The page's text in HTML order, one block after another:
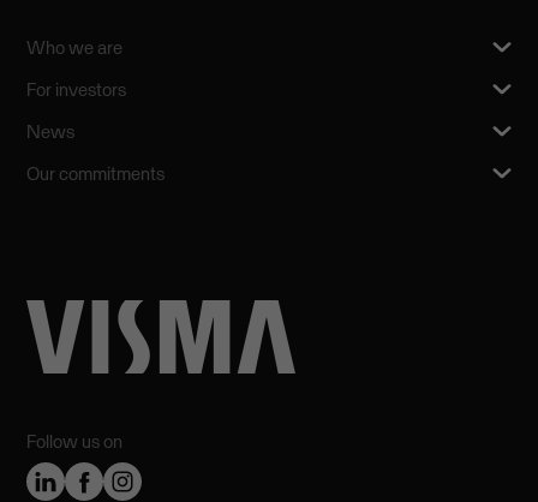
Follow us on
Who we are
For investors
News
Our commitments